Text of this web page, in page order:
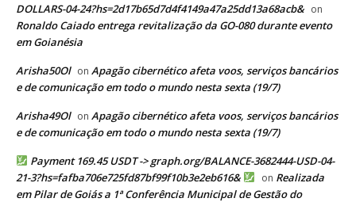
DOLLARS-04-24?hs=2d17b65d7d4f4149a47a25dd13a68acb& on
Ronaldo Caiado entrega revitalização da GO-080 durante evento
em Goianésia
Arisha50Ol on Apagão cibernético afeta voos, serviços bancários
e de comunicação em todo o mundo nesta sexta (19/7)
Arisha49Ol on Apagão cibernético afeta voos, serviços bancários
e de comunicação em todo o mundo nesta sexta (19/7)
Payment 169.45 USDT -> graph.org/BALANCE-3682444-USD-04-
21-3?hs=fafba706e725fd87bf99f10b3e2eb616&
on Realizada
em Pilar de Goiás a 1ª Conferência Municipal de Gestão do